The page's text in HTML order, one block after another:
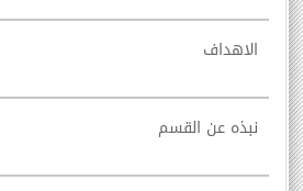
الاهداف
نبذه عن القسم